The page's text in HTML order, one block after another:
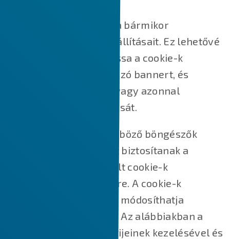
A fenti gombra kattintva bármikor
módosíthatja cookie-beállításait. Ez lehetővé
teszi, hogy újra megnyissa a cookie-k
hozzájárulását tartalmazó bannert, és
módosítsa beállításait, vagy azonnal
visszavonja hozzájárulását.
Ezen túlmenően a különböző böngészők
különböző módszereket biztosítanak a
webhelyek által használt cookie-k
blokkolására és törlésére. A cookie-k
letiltásához/törléséhez módosíthatja
böngészője beállításait. Az alábbiakban a
főbb webböngészők sütijeinek kezelésével és